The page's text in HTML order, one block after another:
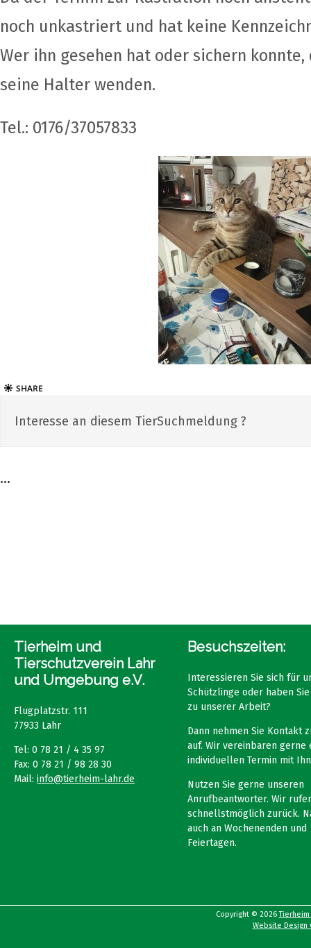
noch unkastriert und hat keine
Wer ihn gesehen hat oder sichern
seine Halter wenden.
Tel.: 0176/37057833
Interesse an diesem TierSuchmeldung ?
...
Tierheim und
Tierschutzverein Lahr
und Umgebung e.V.
Flugplatzstr. 111
77933 Lahr
Tel: 0 78 21 / 4 35 97
Fax: 0 78 21 / 98 28 30
Mail: info@tierheim-lahr.de
Besuchszeiten:
Interessieren Sie sich für
Schützlinge oder haben
zu unserer Arbeit?
Dann nehmen Sie Kontakt
auf. Wir vereinbaren gerne
individuellen Termin mit
Nutzen Sie gerne unseren
Anrufbeantworter. Wir
schnellstmöglich zurück.
auch an Wochenenden und
Feiertagen.
Copyright © 2026Tierheim
Website Design